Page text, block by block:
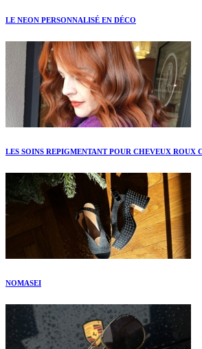
LE NEON PERSONNALISÉ EN DÉCO
LES SOINS REPIGMENTANT POUR CHEVEUX ROUX
NOMASEI